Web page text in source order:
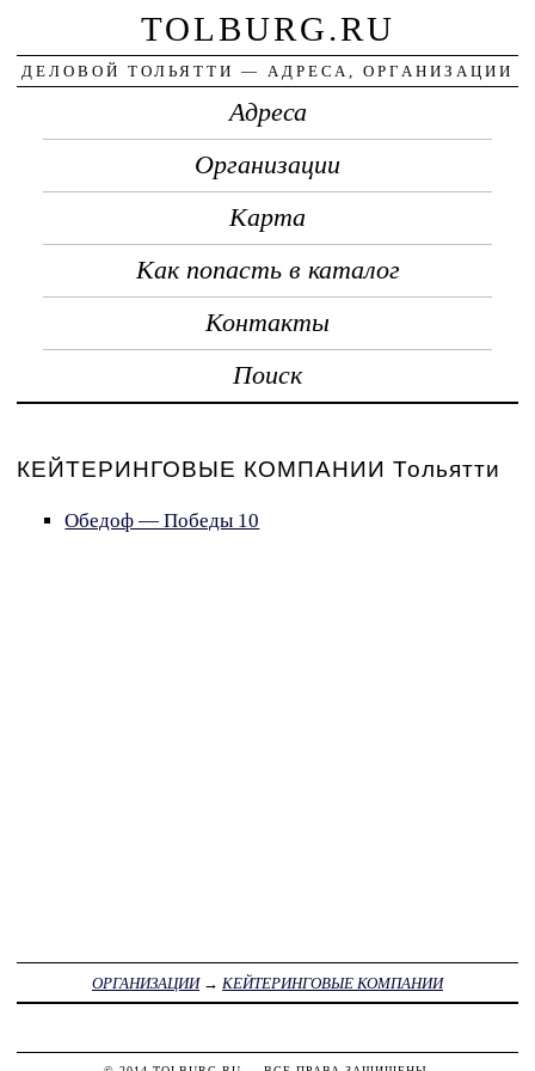
TOLBURG.RU
ДЕЛОВОЙ ТОЛЬЯТТИ — АДРЕСА, ОРГАНИЗАЦИИ
Адреса
Организации
Карта
Как попасть в каталог
Контакты
Поиск
КЕЙТЕРИНГОВЫЕ КОМПАНИИ Тольятти
Обедоф — Победы 10
ОРГАНИЗАЦИИ→ КЕЙТЕРИНГОВЫЕ КОМПАНИИ